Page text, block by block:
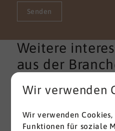
Senden
Weitere
aus der
Alle ansehen
Wir verwenden
Wir verwenden
Funktionen für soziale